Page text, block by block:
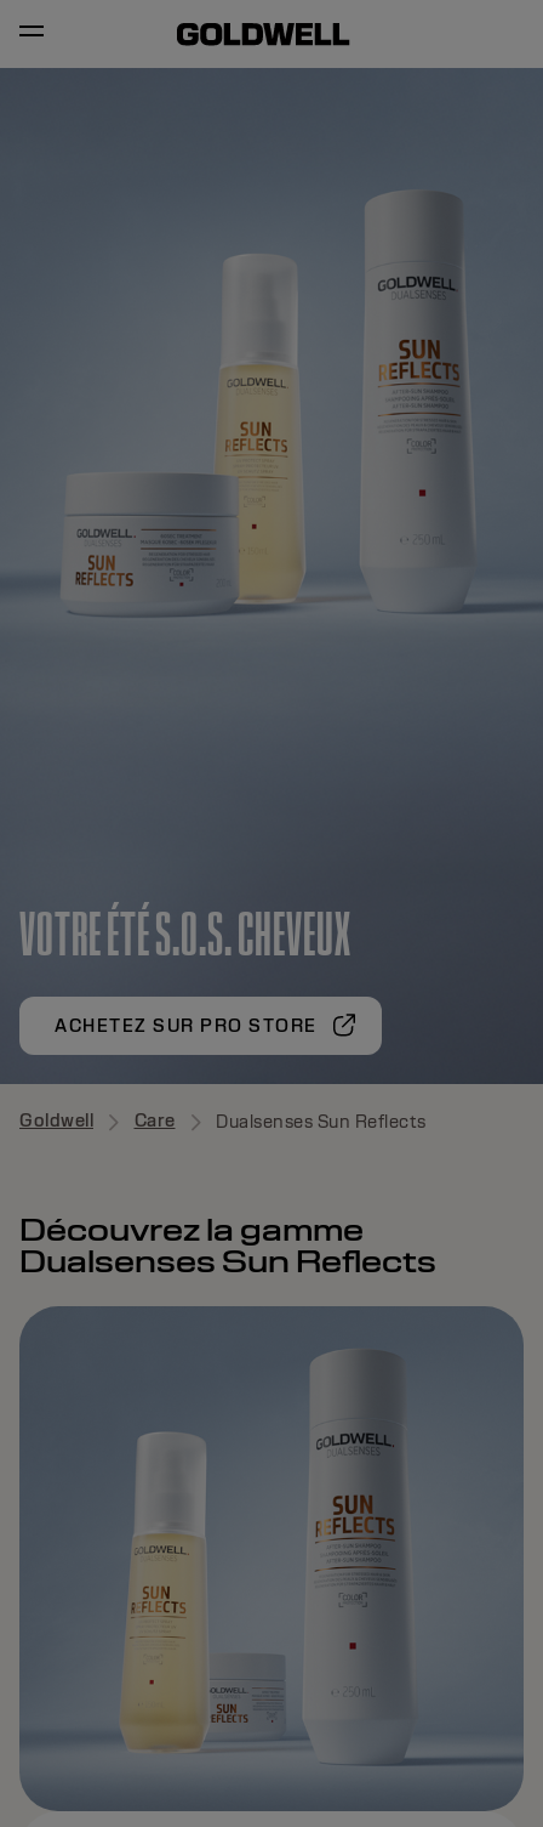
VOTRE ÉTÉ S.O.S. CHEVEUX
ACHETEZ SUR PRO STORE
Goldwell Care Dualsenses Sun Reflects
Découvrez la gamme
Dualsenses Sun Reflects